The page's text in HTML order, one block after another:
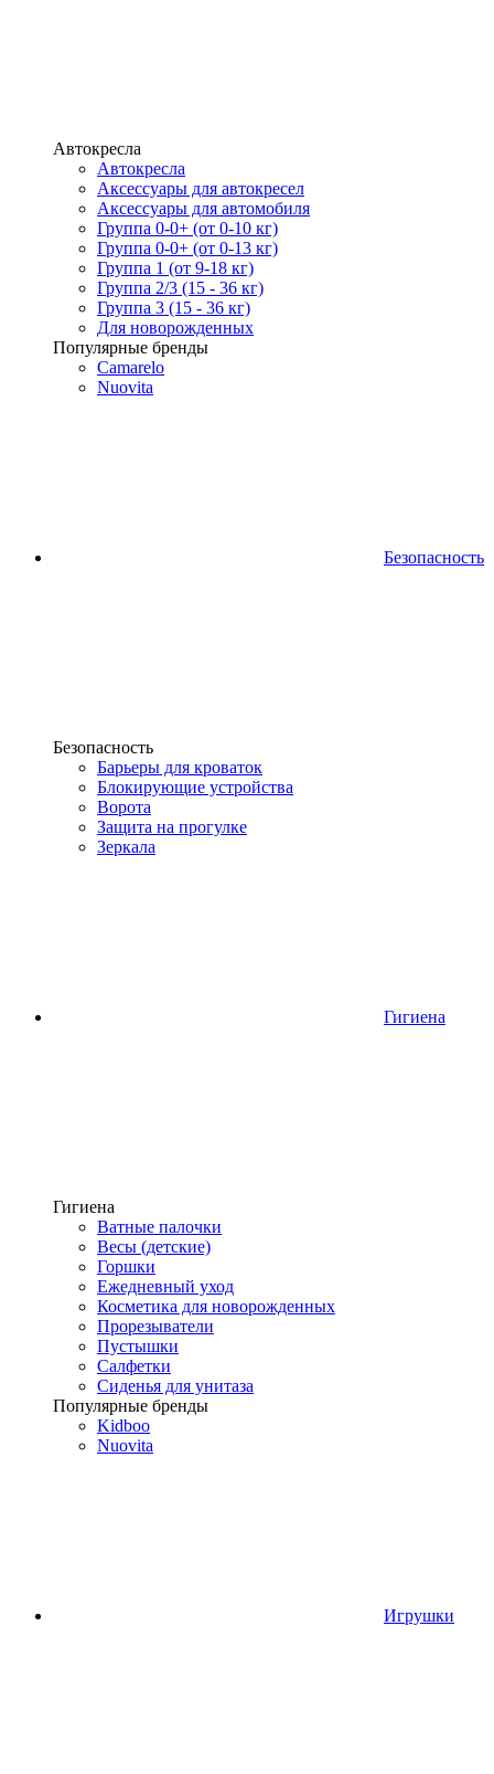
Автокресла
Автокресла
Аксессуары для автокресел
Аксессуары для автомобиля
Группа 0-0+ (от 0-10 кг)
Группа 0-0+ (от 0-13 кг)
Группа 1 (от 9-18 кг)
Группа 2/3 (15 - 36 кг)
Группа 3 (15 - 36 кг)
Для новорожденных
Популярные бренды
Camarelo
Nuovita
Безопасность
Безопасность
Барьеры для кроваток
Блокирующие устройства
Ворота
Защита на прогулке
Зеркала
Гигиена
Гигиена
Ватные палочки
Весы (детские)
Горшки
Ежедневный уход
Косметика для новорожденных
Прорезыватели
Пустышки
Салфетки
Сиденья для унитаза
Популярные бренды
Kidboo
Nuovita
Игрушки